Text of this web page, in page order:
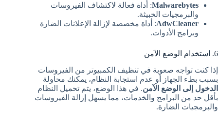
Malwarebytes: أداة فعالة لاكتشاف الفيروسات
والبرمجيات الخبيثة.
AdwCleaner: أداة مخصصة لإزالة الإعلانات الضارة
وبرامج الأدوات.
6. استخدام الوضع الآمن
إذا كنت تواجه صعوبة في تنظيف الكمبيوتر من الفيروسات
بسبب بطء الجهاز أو عدم استجابة النظام، يمكنك محاولة
الدخول إلى الوضع الآمن. في هذا الوضع، يتم تحميل النظام
بأقل حد من البرامج والخدمات، مما يسهل إزالة الفيروسات
والبرمجيات الضارة.